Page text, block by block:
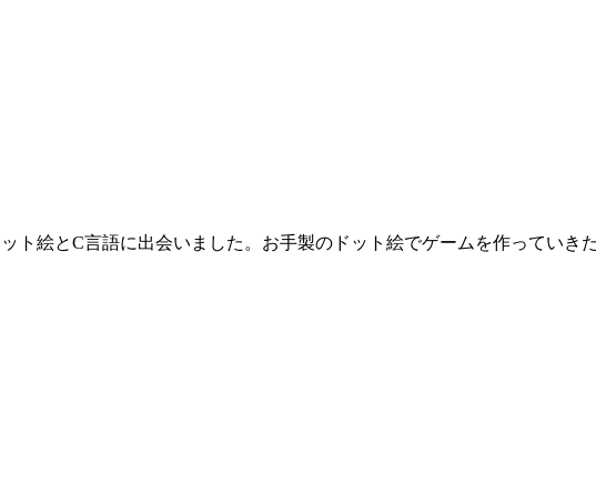
ト絵とC言語に出会いました。お手製のドット絵でゲームを作っていきた